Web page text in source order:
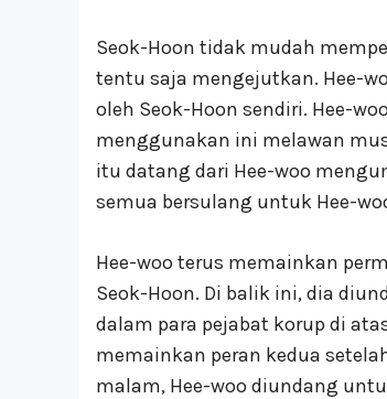
Seok-Hoon tidak mudah
tentu saja mengejutkan. Hee-
oleh Seok-Hoon sendiri. Hee-
menggunakan ini melawan
itu datang dari Hee-woo
semua bersulang untuk Hee-
Hee-woo terus memainkan
Seok-Hoon. Di balik ini, dia
dalam para pejabat korup di
memainkan peran kedua
malam, Hee-woo diundang